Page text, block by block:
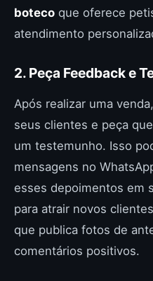
boteco que oferece
atendimento
2. Peça Feedback e
Após realizar uma
seus clientes e peça
um testemunho. Isso
mensagens no
esses depoimentos em
para atrair novos
que publica fotos de
comentários positivos.